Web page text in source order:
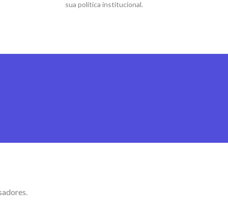
sua política institucional.